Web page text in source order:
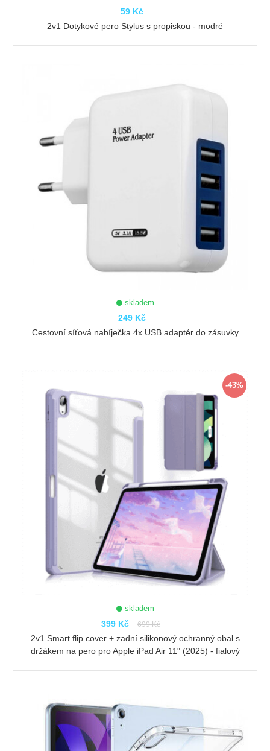
59 Kč
2v1 Dotykové pero Stylus s propiskou - modré
skladem
249 Kč
Cestovní síťová nabíječka 4x USB adaptér do zásuvky
-43%
skladem
399 Kč 699 Kč
2v1 Smart flip cover + zadní silikonový ochranný obal s
držákem na pero pro Apple iPad Air 11" (2025) - fialový